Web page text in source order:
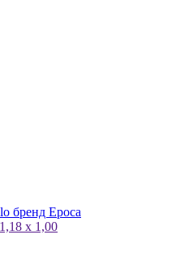
бренд Epoca
x 1,00